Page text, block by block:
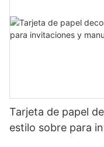
Tarjeta de papel
estilo sobre para